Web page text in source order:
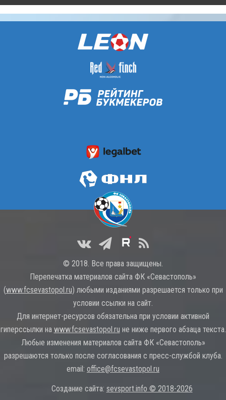
© 2018. Все права защищены.
Перепечатка материалов сайта ФК «Севастополь»
(www.fcsevastopol.ru) любыми изданиями разрешается только при
условии ссылки на сайт.
Для интернет-ресурсов обязательна при условии активной
гиперссылки на www.fcsevastopol.ru не ниже первого абзаца текста.
Любые изменения материалов сайта ФК «Севастополь»
разрешаются только после согласования с пресс-службой клуба.
email: office@fcsevastopol.ru
Создание сайта: sevsport.info © 2018-2026